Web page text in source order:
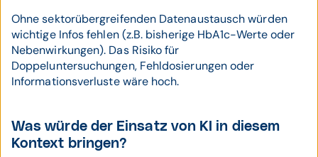
Ohne sektorübergreifenden Datenaustausch würden
wichtige Infos fehlen (z.B. bisherige HbA1c-Werte oder
Nebenwirkungen). Das Risiko für
Doppeluntersuchungen, Fehldosierungen oder
Informationsverluste wäre hoch.
Was würde der Einsatz von KI in diesem
Kontext bringen?